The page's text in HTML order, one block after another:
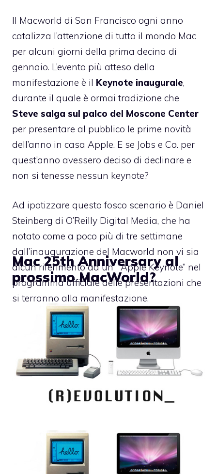
Il Macworld di San Francisco ogni anno
catalizza l’attenzione di tutto il mondo Mac
per alcuni giorni della prima decina di
gennaio. L’evento più atteso della
manifestazione è il Keynote inaugurale,
durante il quale è ormai tradizione che
Steve salga sul palco del Moscone Center
per presentare al pubblico le prime novità
dell’anno in casa Apple. E se Jobs e Co. per
quest’anno avessero deciso di declinare e
non si tenesse nessun keynote?
Ad ipotizzare questo fosco scenario è Daniel
Steinberg di O’Reilly Digital Media, che ha
notato come a poco più di tre settimane
dall’inaugurazione del Macworld non vi sia
alcun riferimento ad un “Apple Keynote” nel
programma ufficiale delle presentazioni che
si terranno alla manifestazione.
Mac 25th Anniversary al
prossimo MacWorld?